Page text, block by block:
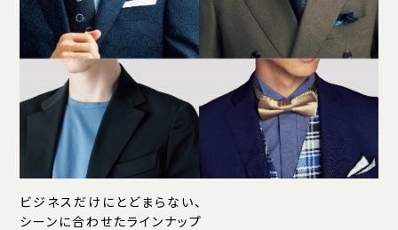
ビジネスだけにとどまらない、
シーンに合わせたラインナップ